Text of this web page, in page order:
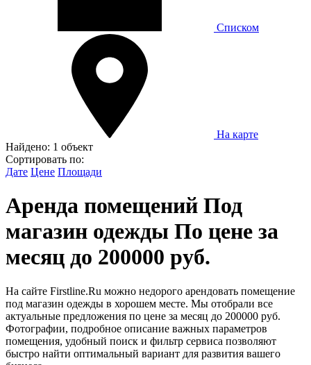
Списком
На карте
Найдено: 1 объект
Сортировать по:
Дате Цене Площади
Аренда помещений Под
магазин одежды По цене за
месяц до 200000 руб.
На сайте Firstline.Ru можно недорого арендовать помещение
под магазин одежды в хорошем месте. Мы отобрали все
актуальные предложения по цене за месяц до 200000 руб.
Фотографии, подробное описание важных параметров
помещения, удобный поиск и фильтр сервиса позволяют
быстро найти оптимальный вариант для развития вашего